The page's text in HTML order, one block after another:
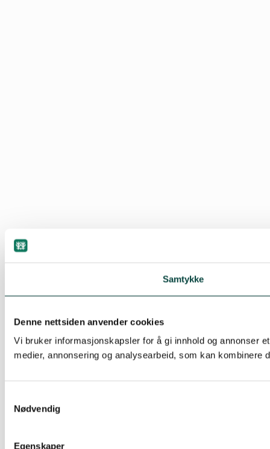
Samtykke
Denne nettsiden anvender cookies
Vi bruker informasjonskapsler for å gi innhold og annonser
medier, annonsering og analysearbeid, som kan
Nødvendig
Egenskaper